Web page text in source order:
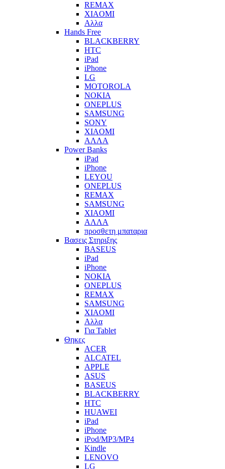
REMAX
XIAOMI
Αλλα
Hands Free
BLACKBERRY
HTC
iPad
iPhone
LG
MOTOROLA
NOKIA
ONEPLUS
SAMSUNG
SONY
XIAOMI
ΑΛΛΑ
Power Banks
iPad
iPhone
LEYOU
ONEPLUS
REMAX
SAMSUNG
XIAOMI
ΑΛΛΑ
προσθετη μπαταρια
Βασεις Στηριξης
BASEUS
iPad
iPhone
NOKIA
ONEPLUS
REMAX
SAMSUNG
XIAOMI
Αλλα
Για Tablet
Θηκες
ACER
ALCATEL
APPLE
ASUS
BASEUS
BLACKBERRY
HTC
HUAWEI
iPad
iPhone
iPod/MP3/MP4
Kindle
LENOVO
LG